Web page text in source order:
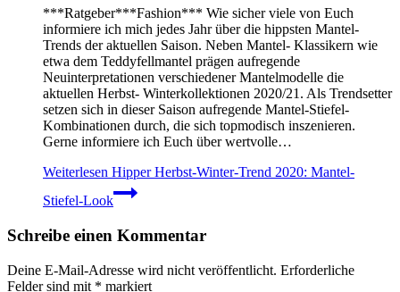
***Ratgeber***Fashion*** Wie sicher viele von Euch
informiere ich mich jedes Jahr über die hippsten Mantel-
Trends der aktuellen Saison. Neben Mantel- Klassikern wie
etwa dem Teddyfellmantel prägen aufregende
Neuinterpretationen verschiedener Mantelmodelle die
aktuellen Herbst- Winterkollektionen 2020/21. Als Trendsetter
setzen sich in dieser Saison aufregende Mantel-Stiefel-
Kombinationen durch, die sich topmodisch inszenieren.
Gerne informiere ich Euch über wertvolle…
Weiterlesen Hipper Herbst-Winter-Trend 2020: Mantel-
Stiefel-Look
Schreibe einen Kommentar
Deine E-Mail-Adresse wird nicht veröffentlicht. Erforderliche
Felder sind mit * markiert